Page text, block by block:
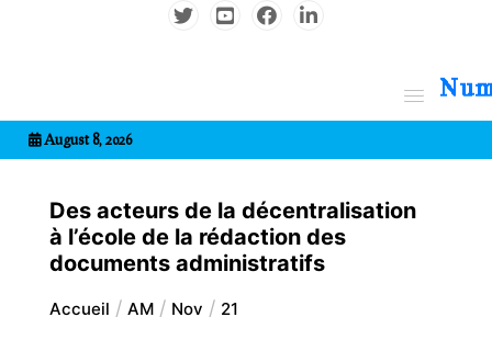
August 8, 2026
Des acteurs de la décentralisation
à l’école de la rédaction des
documents administratifs
Accueil AM Nov 21